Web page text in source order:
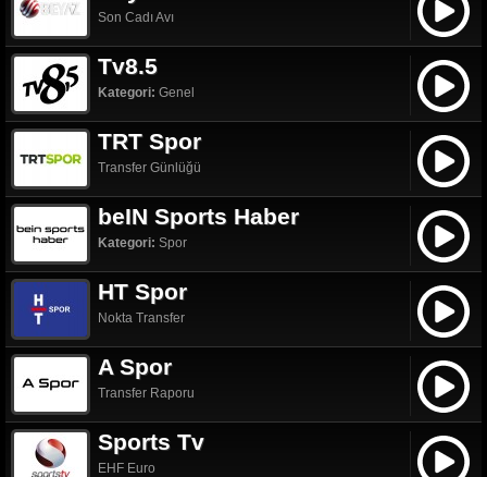
Son Cadı Avı
Tv8.5
Kategori: Genel
TRT Spor
Transfer Günlüğü
beIN Sports Haber
Kategori: Spor
HT Spor
Nokta Transfer
A Spor
Transfer Raporu
Sports Tv
EHF Euro